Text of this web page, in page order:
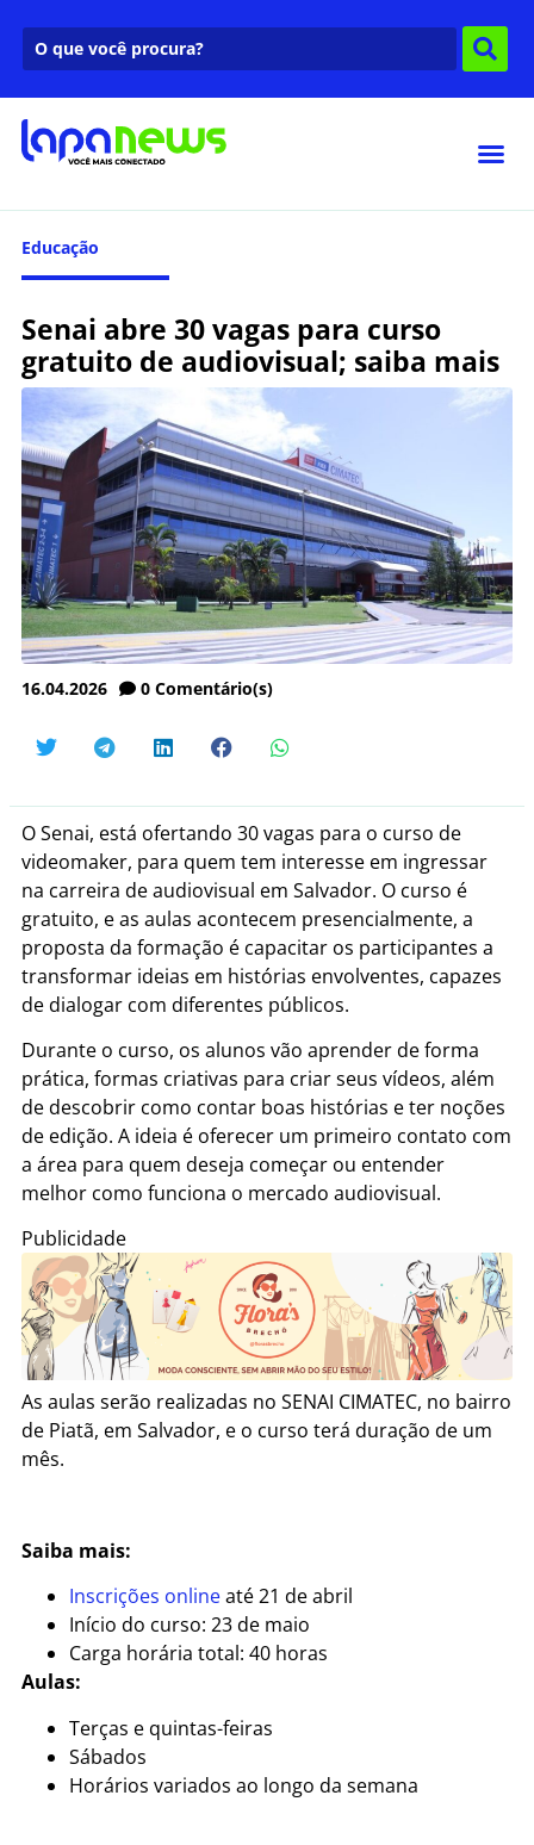
Educação
Senai abre 30 vagas para curso
gratuito de audiovisual; saiba mais
16.04.2026 0 Comentário(s)
O Senai, está ofertando 30 vagas para o curso de
videomaker, para quem tem interesse em ingressar
na carreira de audiovisual em Salvador. O curso é
gratuito, e as aulas acontecem presencialmente, a
proposta da formação é capacitar os participantes a
transformar ideias em histórias envolventes, capazes
de dialogar com diferentes públicos.
Durante o curso, os alunos vão aprender de forma
prática, formas criativas para criar seus vídeos, além
de descobrir como contar boas histórias e ter noções
de edição. A ideia é oferecer um primeiro contato com
a área para quem deseja começar ou entender
melhor como funciona o mercado audiovisual.
Publicidade
As aulas serão realizadas no SENAI CIMATEC, no bairro
de Piatã, em Salvador, e o curso terá duração de um
mês.
Saiba mais:
Inscrições onlineaté 21 de abril
Início do curso: 23 de maio
Carga horária total: 40 horas
Aulas:
Terças e quintas-feiras
Sábados
Horários variados ao longo da semana